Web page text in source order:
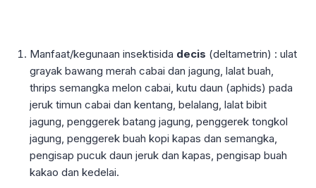
Manfaat/kegunaan insektisida decis (deltametrin) : ulat
grayak bawang merah cabai dan jagung, lalat buah,
thrips semangka melon cabai, kutu daun (aphids) pada
jeruk timun cabai dan kentang, belalang, lalat bibit
jagung, penggerek batang jagung, penggerek tongkol
jagung, penggerek buah kopi kapas dan semangka,
pengisap pucuk daun jeruk dan kapas, pengisap buah
kakao dan kedelai.